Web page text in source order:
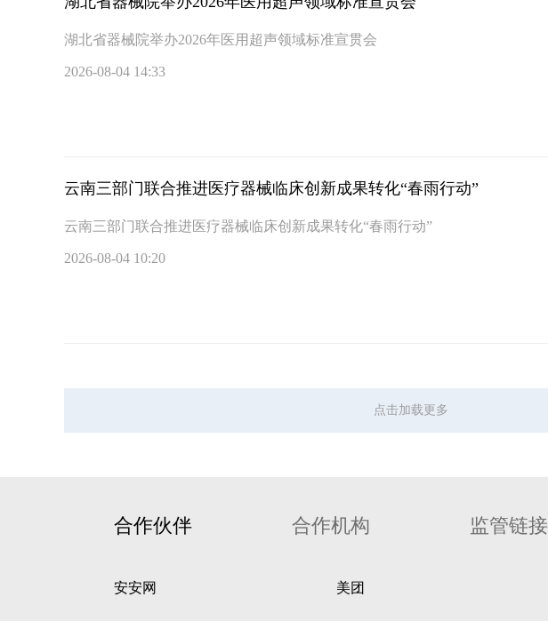
湖北省器械院举办2026年医用超声领域标准宣贯会
2026-08-04 14:33
云南三部门联合推进医疗器械临床创新成果转化“春雨行动”
云南三部门联合推进医疗器械临床创新成果转化“春雨行动”
2026-08-04 10:20
点击加载更多
合作伙伴 合作机构 监管链接
安安网 美团